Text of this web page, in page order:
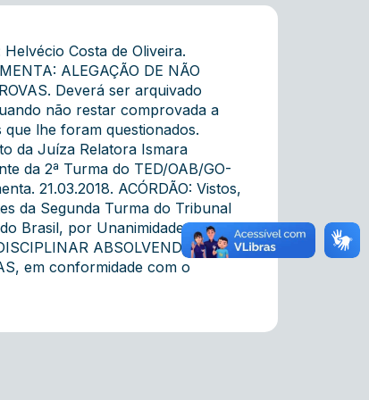
Costa de Oliveira.
ALEGAÇÃO DE NÃO
Deverá ser arquivado
não restar comprovada a
lhe foram questionados.
da Juíza Relatora Ismara
da 2ª Turma do TED/OAB/GO-
21.03.2018. ACÓRDÃO: Vistos,
da Segunda Turma do Tribunal
Brasil, por Unanimidade, em
ABSOLVENDO O
em conformidade com o